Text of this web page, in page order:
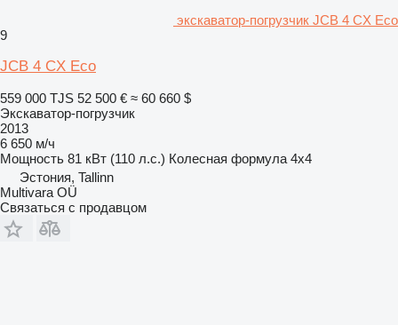
экскаватор-погрузчик JCB 4 CX Eco
9
JCB 4 CX Eco
559 000 TJS 52 500 € ≈ 60 660 $
Экскаватор-погрузчик
2013
6 650 м/ч
Мощность 81 кВт (110 л.с.) Колесная формула 4x4
Эстония, Tallinn
Multivara OÜ
Связаться с продавцом